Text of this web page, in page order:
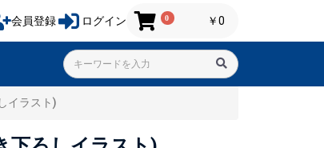
会員登録 ログイン 0 ￥0
イラスト)